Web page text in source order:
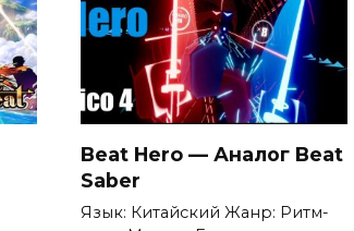
Beat Hero — Аналог Beat
Saber
Язык: Китайский Жанр: Ритм-